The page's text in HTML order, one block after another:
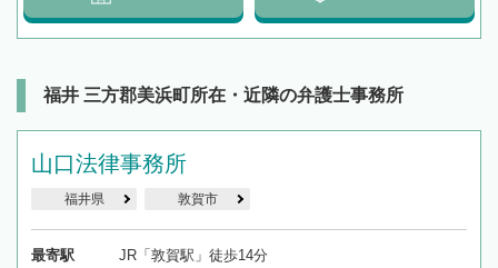
福井 三方郡美浜町所在・近隣の弁護士事務所
山口法律事務所
福井県 敦賀市
最寄駅 JR「敦賀駅」徒歩14分